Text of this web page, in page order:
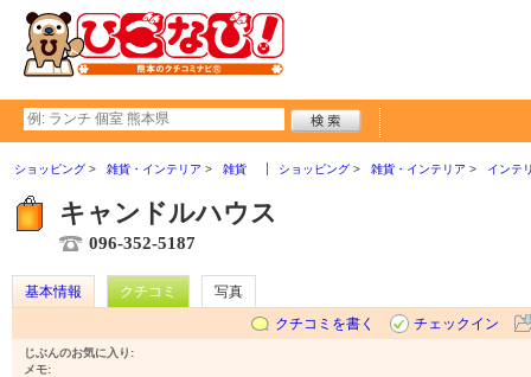
ショッピング 雑貨・インテリア 雑貨 ショッピング 雑貨・インテリア インテ
キャンドルハウス
096-352-5187
基本情報 クチコミ
写真
クチコミを書く
チェックイン
じぶんのお気に入り:
メモ: